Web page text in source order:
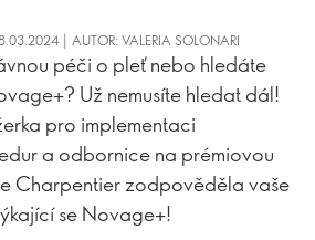
| AUTOR: VALERIA SOLONARI
péči o pleť nebo hledáte
Už nemusíte hledat dál!
pro implementaci
a odbornice na prémiovou
Charpentier zodpověděla vaše
se Novage+!